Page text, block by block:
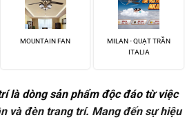
MOUNTAIN FAN
MILAN - QUẠT TRẦN
ITALIA
là dòng sản phẩm độc đáo từ việc
và đèn trang trí. Mang đến sự hiệu